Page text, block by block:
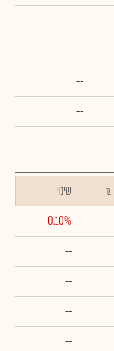
--
--
--
--
שינוי
-0.10%
--
--
--
--